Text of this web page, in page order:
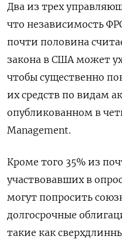
Два из трех
что независимость
почти половина
закона в США может
чтобы существенно
их средств по видам
опубликованном в
Management.
Кроме того 35% из
участвовавших в
могут попросить
долгосрочные
такие как